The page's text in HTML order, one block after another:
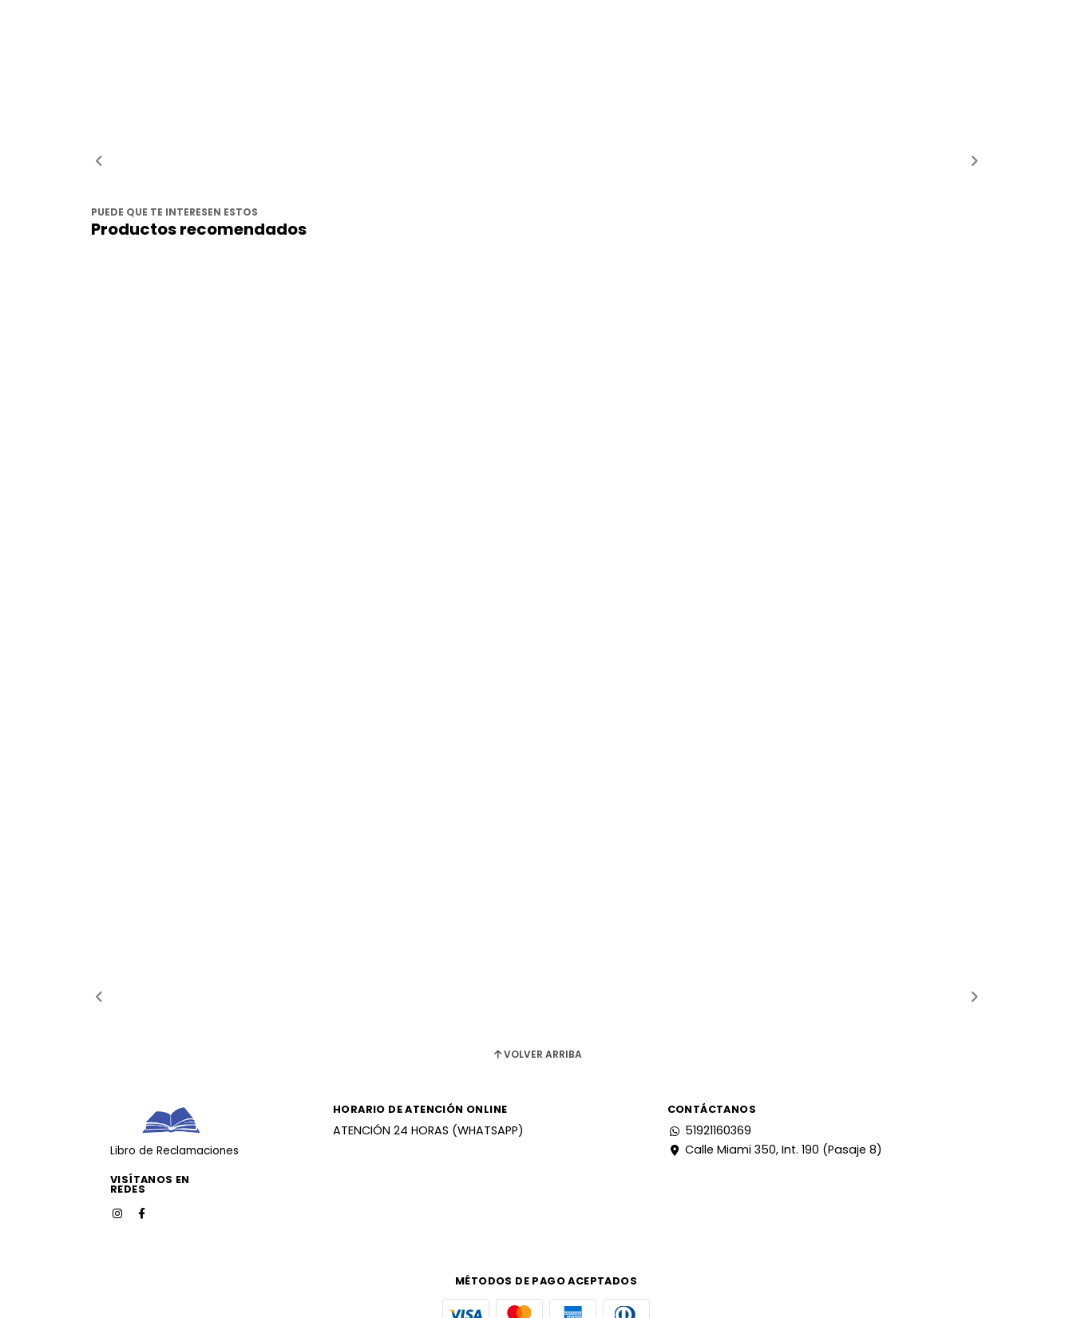
PUEDE QUE TE INTERESEN ESTOS
Productos recomendados
VOLVER ARRIBA
Libro de Reclamaciones
VISÍTANOS EN
REDES
HORARIO DE ATENCIÓN ONLINE
ATENCIÓN 24 HORAS (WHATSAPP)
CONTÁCTANOS
51921160369
Calle Miami 350, Int. 190 (Pasaje 8)
MÉTODOS DE PAGO ACEPTADOS